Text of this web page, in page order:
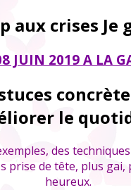
aux crises Je
JUIN 2019 A LA
le
des
prise de tête, plus gai,
heureux.